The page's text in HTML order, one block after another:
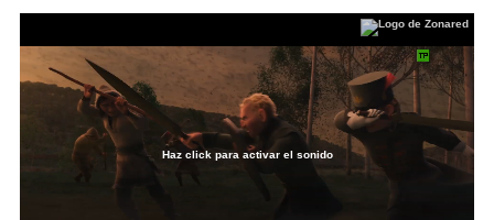
Loaded
Haz click para activar el sonido